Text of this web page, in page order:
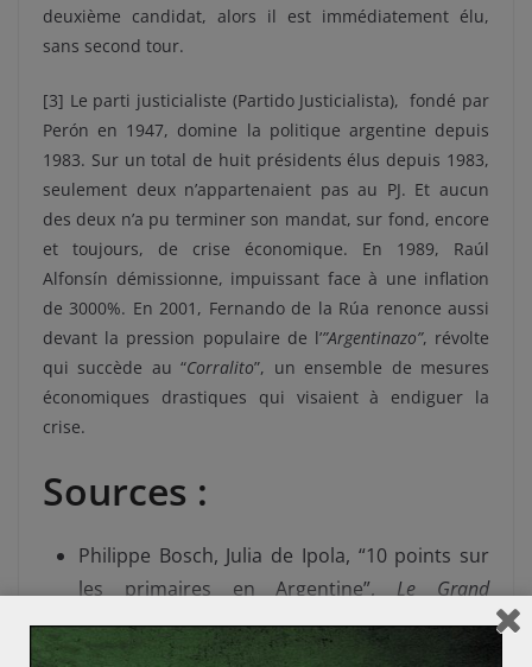
deuxième candidat, alors il est immédiatement élu,
sans second tour.
[3] Le parti justicialiste (Partido Justicialista), fondé par
Perón en 1947, domine la politique argentine depuis
1983. Sur un total de huit présidents élus depuis 1983,
seulement deux n’appartenaient pas au PJ. Et aucun
des deux n’a pu terminer son mandat, sur fond, encore
et toujours, de crise économique. En 1989, Raúl
Alfonsín démissionne, impuissant face à une inflation
de 3000%. En 2001, Fernando de la Rúa renonce aussi
devant la pression populaire de l’”Argentinazo”, révolte
qui succède au “Corralito”, un ensemble de mesures
économiques drastiques qui visaient à endiguer la
crise.
Sources :
Philippe Bosch, Julia de Ipola, “10 points sur
les primaires en Argentine”,Le Grand
Continent, 12/08/19.
https://legrandcontinent.eu/fr/2019/08/12/1